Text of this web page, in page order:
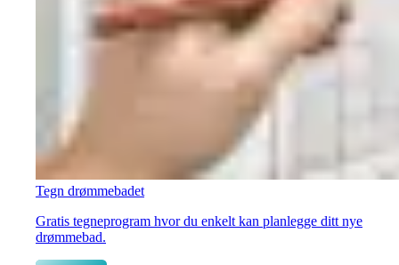
Tegn drømmebadet
Gratis tegneprogram hvor du enkelt kan planlegge ditt nye
drømmebad.